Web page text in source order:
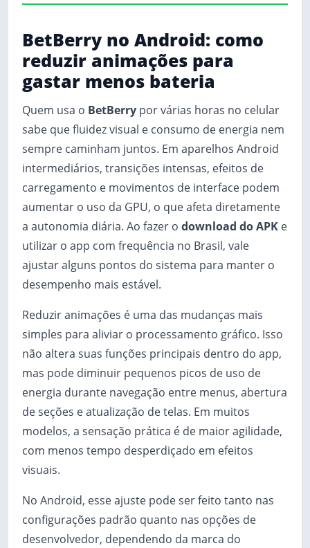
BetBerry no Android: como
reduzir animações para
gastar menos bateria
Quem usa o BetBerry por várias horas no celular
sabe que fluidez visual e consumo de energia nem
sempre caminham juntos. Em aparelhos Android
intermediários, transições intensas, efeitos de
carregamento e movimentos de interface podem
aumentar o uso da GPU, o que afeta diretamente
a autonomia diária. Ao fazer o download do APK e
utilizar o app com frequência no Brasil, vale
ajustar alguns pontos do sistema para manter o
desempenho mais estável.
Reduzir animações é uma das mudanças mais
simples para aliviar o processamento gráfico. Isso
não altera suas funções principais dentro do app,
mas pode diminuir pequenos picos de uso de
energia durante navegação entre menus, abertura
de seções e atualização de telas. Em muitos
modelos, a sensação prática é de maior agilidade,
com menos tempo desperdiçado em efeitos
visuais.
No Android, esse ajuste pode ser feito tanto nas
configurações padrão quanto nas opções de
desenvolvedor, dependendo da marca do